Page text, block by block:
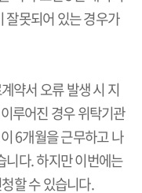
잘못되어 있는 경우가
약서 오류 발생 시 지
루어진 경우 위탁기관
6개월을 근무하고 나
니다. 하지만 이번에는
할 수 있습니다.